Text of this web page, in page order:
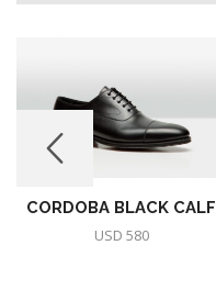
CORDOBA BLACK CALF
USD 580